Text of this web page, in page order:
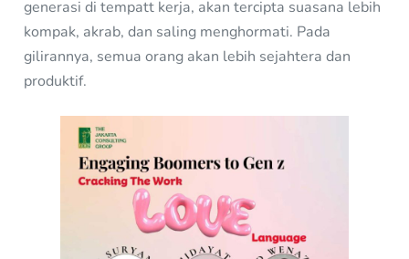
generasi di tempatt kerja, akan tercipta suasana lebih
kompak, akrab, dan saling menghormati. Pada
gilirannya, semua orang akan lebih sejahtera dan
produktif.